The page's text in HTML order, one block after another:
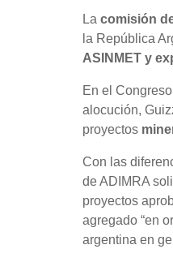
Lacomisión
la República
ASINMET y
En el
alocución,
proyectos
Con las
de ADIMRA
proyectos
agregado “en
argentina en